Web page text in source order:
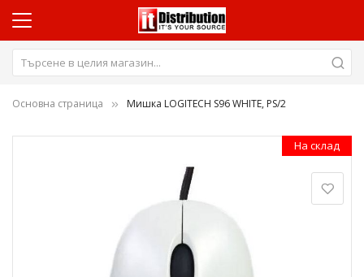
Основна страница Мишка LOGITECH S96 WHITE, PS/2
На склад